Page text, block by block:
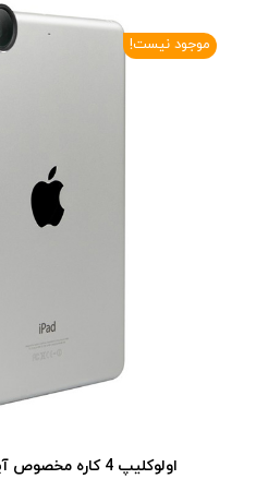
موجود نیست!
اولوکلیپ 4 کاره مخصوص آیپد – مشکی نقره ای